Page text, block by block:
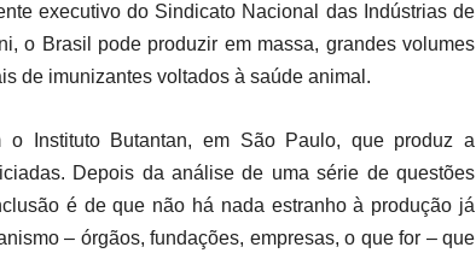
executivo do Sindicato Nacional das Indústrias de
o Brasil pode produzir em massa, grandes volumes
de imunizantes voltados à saúde animal.
o Instituto Butantan, em São Paulo, que produz a
Depois da análise de uma série de questões
é de que não há nada estranho à produção já
– órgãos, fundações, empresas, o que for – que